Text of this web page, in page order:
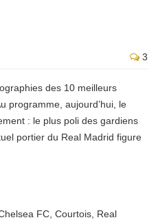
3
des 10 meilleurs
programme, aujourd’hui, le
: le plus poli des gardiens
portier du Real Madrid figure
FC Courtois Real